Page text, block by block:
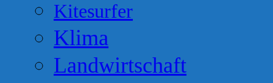
Kitesurfer
Klima
Landwirtschaft